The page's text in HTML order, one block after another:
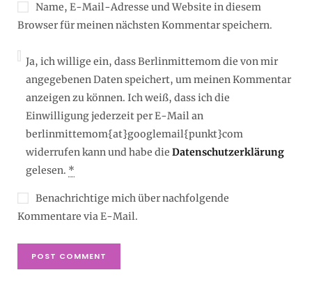
Name, E-Mail-Adresse und Website in diesem
Browser für meinen nächsten Kommentar speichern.
Ja, ich willige ein, dass Berlinmittemom die von mir
angegebenen Daten speichert, um meinen Kommentar
anzeigen zu können. Ich weiß, dass ich die
Einwilligung jederzeit per E-Mail an
berlinmittemom{at}googlemail{punkt}com
widerrufen kann und habe die Datenschutzerklärung
gelesen. *
Benachrichtige mich über nachfolgende
Kommentare via E-Mail.